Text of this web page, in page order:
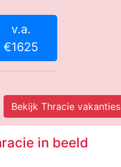
v.a.
€1625
Bekijk Thracie vakanties
in beeld